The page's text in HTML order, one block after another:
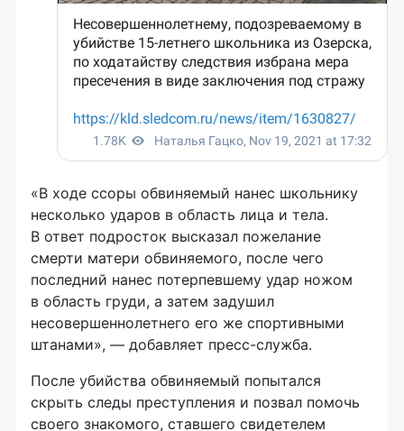
«В ходе ссоры обвиняемый нанес школьнику
несколько ударов в область лица и тела.
В ответ подросток высказал пожелание
смерти матери обвиняемого, после чего
последний нанес потерпевшему удар ножом
в область груди, а затем задушил
несовершеннолетнего его же спортивными
штанами», — добавляет пресс-служба.
После убийства обвиняемый попытался
скрыть следы преступления и позвал помочь
своего знакомого, ставшего свидетелем